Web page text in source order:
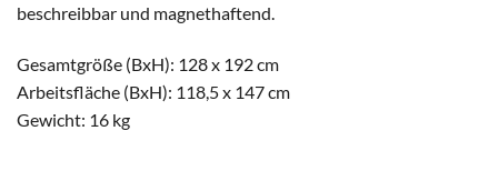
beschreibbar und magnethaftend.
Gesamtgröße (BxH): 128 x 192 cm
Arbeitsfläche (BxH): 118,5 x 147 cm
Gewicht: 16 kg